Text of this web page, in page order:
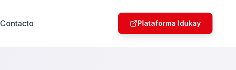
Contacto Plataforma Idukay